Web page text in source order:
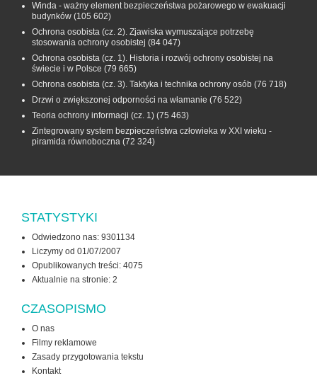
Winda - ważny element bezpieczeństwa pożarowego w ewakuacji
budynków (105 602)
Ochrona osobista (cz. 2). Zjawiska wymuszające potrzebę
stosowania ochrony osobistej (84 047)
Ochrona osobista (cz. 1). Historia i rozwój ochrony osobistej na
świecie i w Polsce (79 665)
Ochrona osobista (cz. 3). Taktyka i technika ochrony osób (76 718)
Drzwi o zwiększonej odporności na włamanie (76 522)
Teoria ochrony informacji (cz. 1) (75 463)
Zintegrowany system bezpieczeństwa człowieka w XXI wieku -
piramida równoboczna (72 324)
STATYSTYKI
Odwiedzono nas: 9301134
Liczymy od 01/07/2007
Opublikowanych treści: 4075
Aktualnie na stronie: 2
CZASOPISMO
O nas
Filmy reklamowe
Zasady przygotowania tekstu
Kontakt